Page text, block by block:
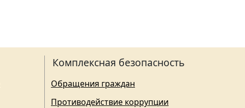
Комплексная безопасность
Обращения граждан
Противодействие коррупции